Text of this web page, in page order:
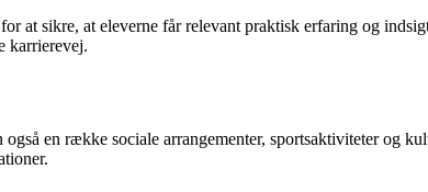
at sikre, at eleverne får relevant praktisk erfaring og
karrierevej.
en række sociale arrangementer, sportsaktiviteter og